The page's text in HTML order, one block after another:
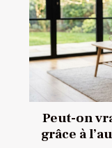
Peut-on
grâce à